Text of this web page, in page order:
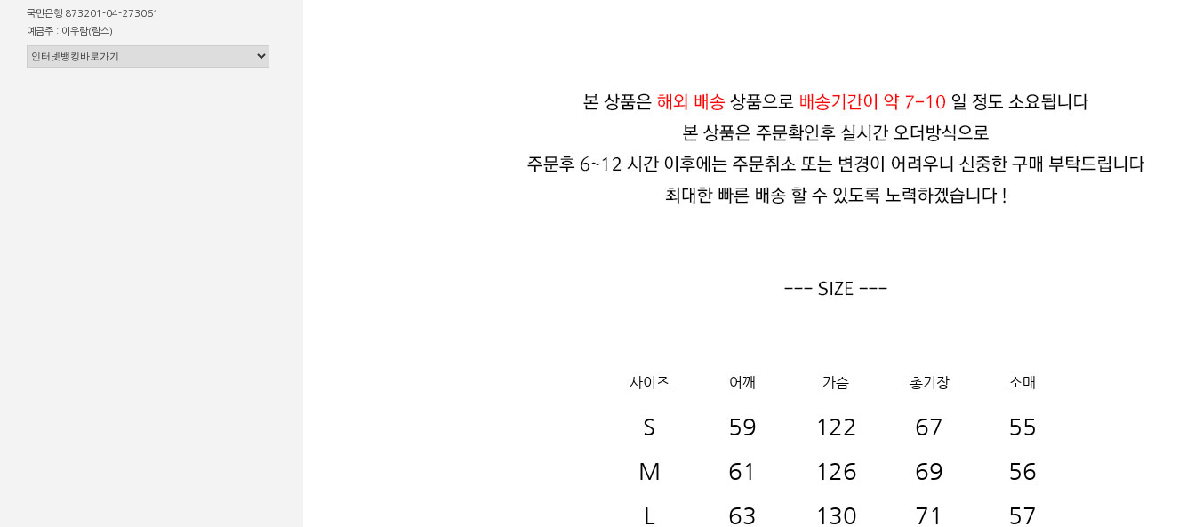
국민은행 873201-04-273061
예금주 : 이우람(람스)